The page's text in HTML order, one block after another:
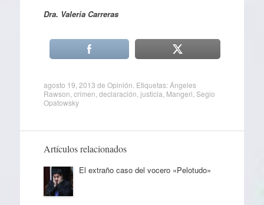
Dra. Valeria Carreras
agosto 19, 2013 de Opinión . Etiquetas:Ángeles
Rawson crimen declaración justicia Mangeri Segio
Opatowsky
Artículos relacionados
El extraño caso del vocero «Pelotudo»